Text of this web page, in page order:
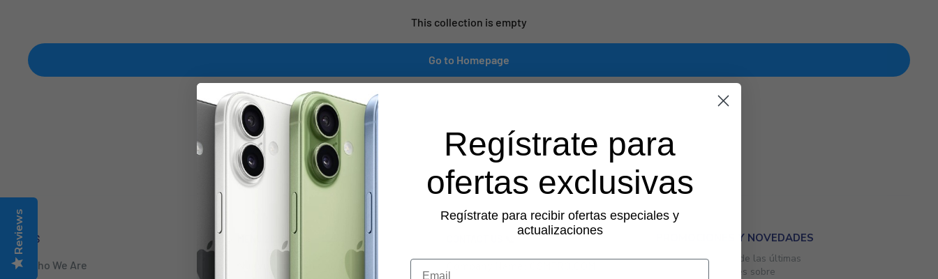
This collection is empty
Go to Homepage
US
Who We Are
MENÚ 2026 PROMOCIONES Y NOVEDADES
Mantente al tanto de las últimas
ofertas y novedades sobre
Reviews
Regístrate para
ofertas exclusivas
Regístrate para recibir ofertas especiales y
actualizaciones
Email